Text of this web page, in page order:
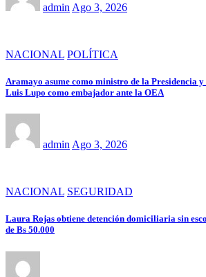
admin Ago 3, 2026
NACIONAL POLÍTICA
Aramayo asume como ministro de la Presidencia
Luis Lupo como embajador ante la OEA
admin Ago 3, 2026
NACIONAL SEGURIDAD
Laura Rojas obtiene detención domiciliaria sin
de Bs 50.000